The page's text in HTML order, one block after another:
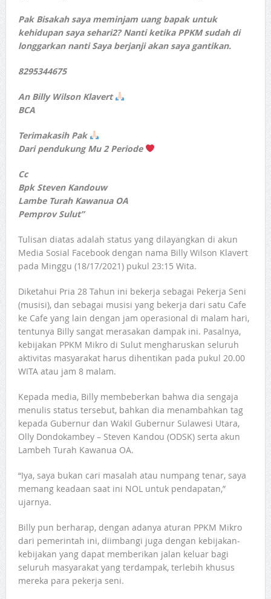
Pak Bisakah saya meminjam uang bapak untuk
kehidupan saya sehari2? Nanti ketika PPKM sudah di
longgarkan nanti Saya berjanji akan saya gantikan.
8295344675
An Billy Wilson Klavert
BCA
Terimakasih Pak
Dari pendukung Mu 2 Periode
Cc
Bpk Steven Kandouw
Lambe Turah Kawanua OA
Pemprov Sulut”
Tulisan diatas adalah status yang dilayangkan di akun
Media Sosial Facebook dengan nama Billy Wilson Klavert
pada Minggu (18/17/2021) pukul 23:15 Wita.
Diketahui Pria 28 Tahun ini bekerja sebagai Pekerja Seni
(musisi), dan sebagai musisi yang bekerja dari satu Cafe
ke Cafe yang lain dengan jam operasional di malam hari,
tentunya Billy sangat merasakan dampak ini. Pasalnya,
kebijakan PPKM Mikro di Sulut mengharuskan seluruh
aktivitas masyarakat harus dihentikan pada pukul 20.00
WITA atau jam 8 malam.
Kepada media, Billy membeberkan bahwa dia sengaja
menulis status tersebut, bahkan dia menambahkan tag
kepada Gubernur dan Wakil Gubernur Sulawesi Utara,
Olly Dondokambey – Steven Kandou (ODSK) serta akun
Lambeh Turah Kawanua OA.
“Iya, saya bukan cari masalah atau numpang tenar, saya
memang keadaan saat ini NOL untuk pendapatan,”
ujarnya.
Billy pun berharap, dengan adanya aturan PPKM Mikro
dari pemerintah ini, diimbangi juga dengan kebijakan-
kebijakan yang dapat memberikan jalan keluar bagi
seluruh masyarakat yang terdampak, terlebih khusus
mereka para pekerja seni.